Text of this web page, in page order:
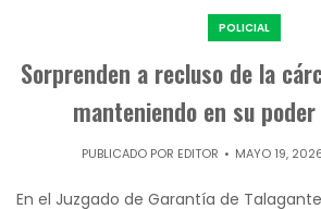
POLICIAL
Sorprenden a recluso de la
manteniendo en su
PUBLICADO POR EDITOR MAYO 19,
En el Juzgado de Garantía de